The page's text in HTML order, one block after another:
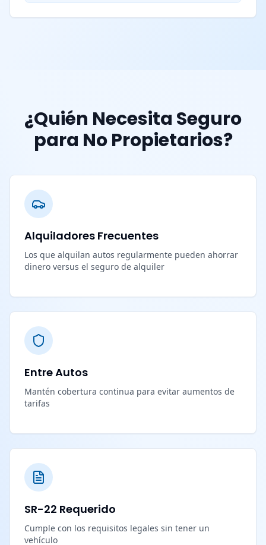
¿Quién Necesita Seguro
para No Propietarios?
Alquiladores Frecuentes
Los que alquilan autos regularmente pueden ahorrar
dinero versus el seguro de alquiler
Entre Autos
Mantén cobertura continua para evitar aumentos de
tarifas
SR-22 Requerido
Cumple con los requisitos legales sin tener un
vehículo